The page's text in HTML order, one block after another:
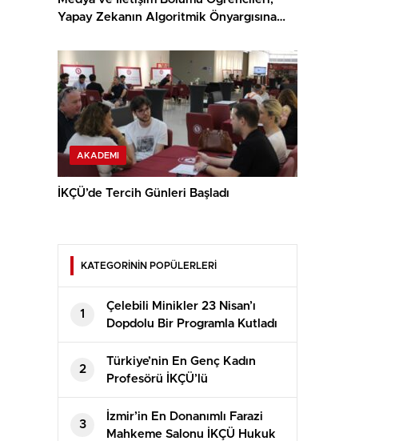
Yapay Zekanın Algoritmik Önyargısına
AKADEMI
İKÇÜ’de Tercih Günleri Başladı
KATEGORİNİN POPÜLERLERİ
1
Çelebili Minikler 23 Nisan’ı
Dopdolu Bir Programla Kutladı
2
Türkiye’nin En Genç Kadın
Profesörü İKÇÜ’lü
3
İzmir’in En Donanımlı Farazi
Mahkeme Salonu İKÇÜ Hukuk